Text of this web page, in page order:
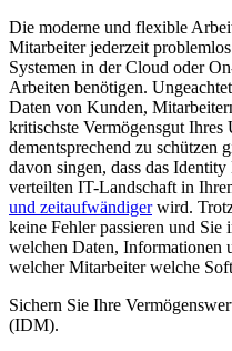
Die moderne und flexible
Mitarbeiter jederzeit
Systemen in der Cloud oder
Arbeiten benötigen.
Daten von Kunden,
kritischste Vermögensgut Ihres
dementsprechend zu schützen
davon singen, dass das
verteilten IT-Landschaft in
und zeitaufwändigerwird.
keine Fehler passieren und
welchen Daten, Informationen
welcher Mitarbeiter welche
Sichern Sie Ihre
(IDM).